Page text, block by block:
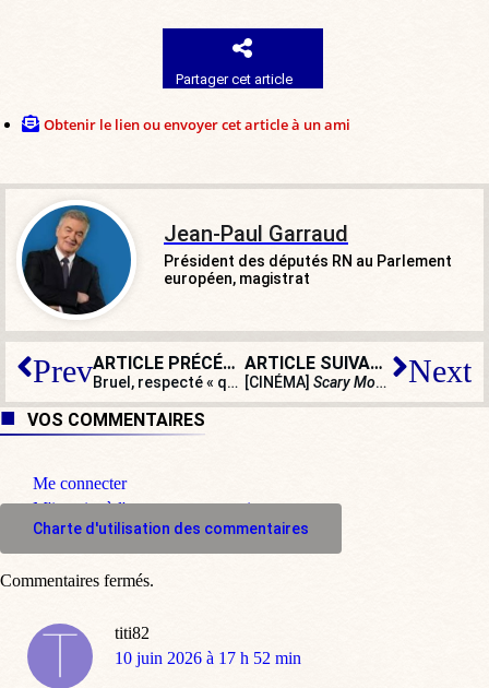
Partager cet article
Obtenir le lien ou envoyer cet article à un ami
Jean-Paul Garraud
Président des députés RN au Parlement
européen, magistrat
Prev ARTICLE PRÉCÉDENT
Bruel, respecté « quand il combattait l’extrême droite », est en garde à vue
ARTICLE SUIVANT
[CINÉMA] Scary Movie , la charge
Next
VOS COMMENTAIRES
Me connecter
M'inscrire à l'espace commentaire
Charte d'utilisation des commentaires
titi82
dit
10 juin 2026 à 17 h 52 min
Commentaires fermés.